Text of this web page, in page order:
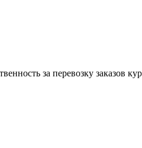
за перевозку заказов